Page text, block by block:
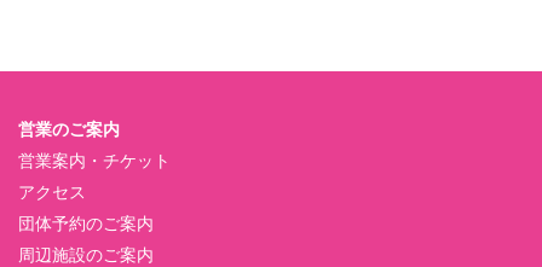
営業のご案内
営業案内・チケット
アクセス
団体予約のご案内
周辺施設のご案内